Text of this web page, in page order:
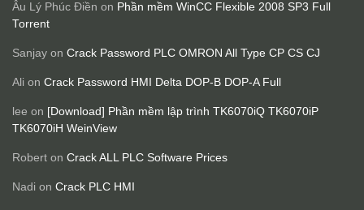
Âu Lý Phúc Điền on Phần mềm WinCC Flexible 2008 SP3 Full
Torrent
Sanjay on Crack Password PLC OMRON All Type CP CS CJ
Ali on Crack Password HMI Delta DOP-B DOP-A Full
lee on [Download] Phần mềm lập trình TK6070iQ TK6070iP
TK6070iH WeinView
Robert on Crack ALL PLC Software Prices
Nadi on Crack PLC HMI